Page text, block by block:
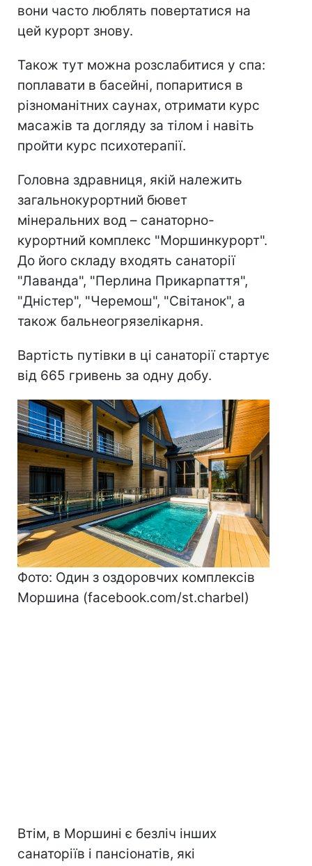
вони часто люблять повертатися на
цей курорт знову.
Також тут можна розслабитися у спа:
поплавати в басейні, попаритися в
різноманітних саунах, отримати курс
масажів та догляду за тілом і навіть
пройти курс психотерапії.
Головна здравниця, якій належить
загальнокурортний бювет
мінеральних вод – санаторно-
курортний комплекс "Моршинкурорт".
До його складу входять санаторії
"Лаванда", "Перлина Прикарпаття",
"Дністер", "Черемош", "Світанок", а
також бальнеогрязелікарня.
Вартість путівки в ці санаторії стартує
від 665 гривень за одну добу.
Фото: Один з оздоровчих комплексів
Моршина (facebook.com/st.charbel)
Втім, в Моршині є безліч інших
санаторіїв і пансіонатів, які